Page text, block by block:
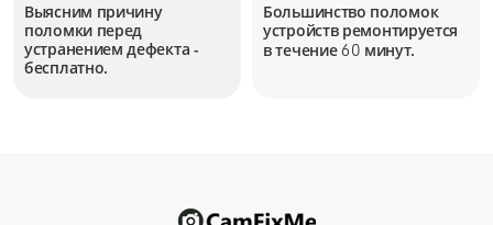
Выясним причину
поломки перед
устранением дефекта -
бесплатно.
Большинство поломок
устройств ремонтируется
в течение60 минут.